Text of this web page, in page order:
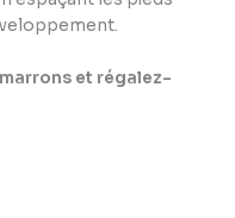
et régalez-